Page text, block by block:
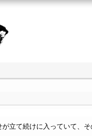
立て続けに入っていて、